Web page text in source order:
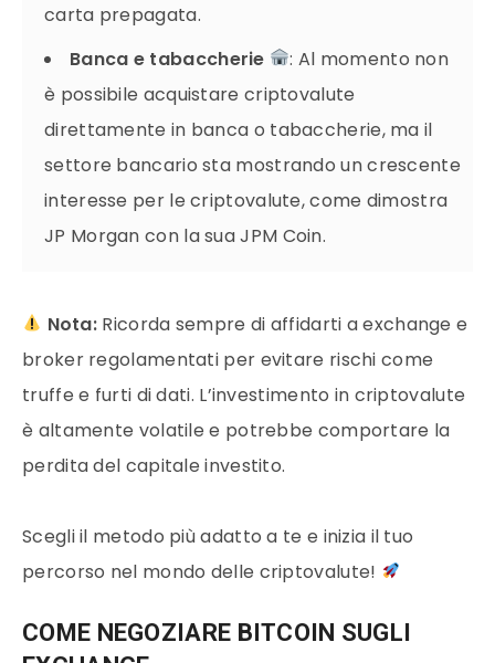
carta prepagata.
Banca e tabaccherie
: Al momento non
è possibile acquistare criptovalute
direttamente in banca o tabaccherie, ma il
settore bancario sta mostrando un crescente
interesse per le criptovalute, come dimostra
JP Morgan con la sua JPM Coin.
Nota: Ricorda sempre di affidarti a exchange e
broker regolamentati per evitare rischi come
truffe e furti di dati. L’investimento in criptovalute
è altamente volatile e potrebbe comportare la
perdita del capitale investito.
Scegli il metodo più adatto a te e inizia il tuo
percorso nel mondo delle criptovalute!
COME NEGOZIARE BITCOIN SUGLI